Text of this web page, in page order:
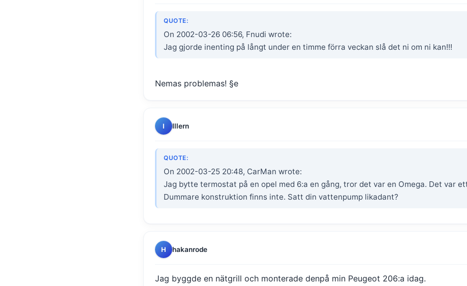
QUOTE:
On 2002-03-26 06:56, Fnudi wrote:
Jag gjorde inenting på långt under en timme förra veckan slå det ni om ni kan!!!
Nemas problemas! §e
I Illern
QUOTE:
On 2002-03-25 20:48, CarMan wrote:
Jag bytte termostat på en opel med 6:a en gång, tror det var en Omega. Det var
Dummare konstruktion finns inte. Satt din vattenpump likadant?
H hakanrode
Jag byggde en nätgrill och monterade denpå min Peugeot 206:a idag.